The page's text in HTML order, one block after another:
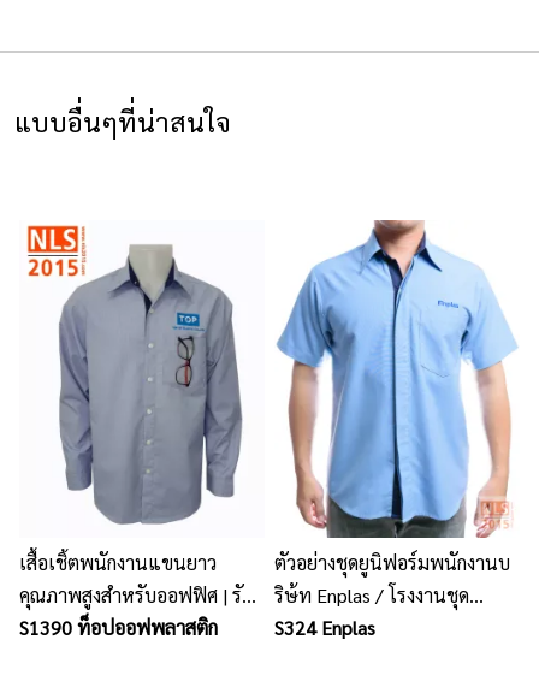
แบบอื่นๆที่น่าสนใจ
เสื้อเชิ้ตพนักงานแขนยาว
คุณภาพสูงสำหรับออฟฟิศ | รับ
ผลิตยูนิฟอร์มพนักงาน
S1390 ท็อปออฟพลาสติก
ตัวอย่างชุดยูนิฟอร์มพนักงานบ
ริษ้ท Enplas / โรงงานชุด
ยูนิฟอร์ม เสื้อโปโลพนักงาน
S324 Enplas